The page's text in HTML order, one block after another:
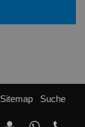
Sitemap Suche
Per
vCard
Auf